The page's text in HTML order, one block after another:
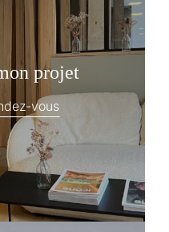
projet
vous